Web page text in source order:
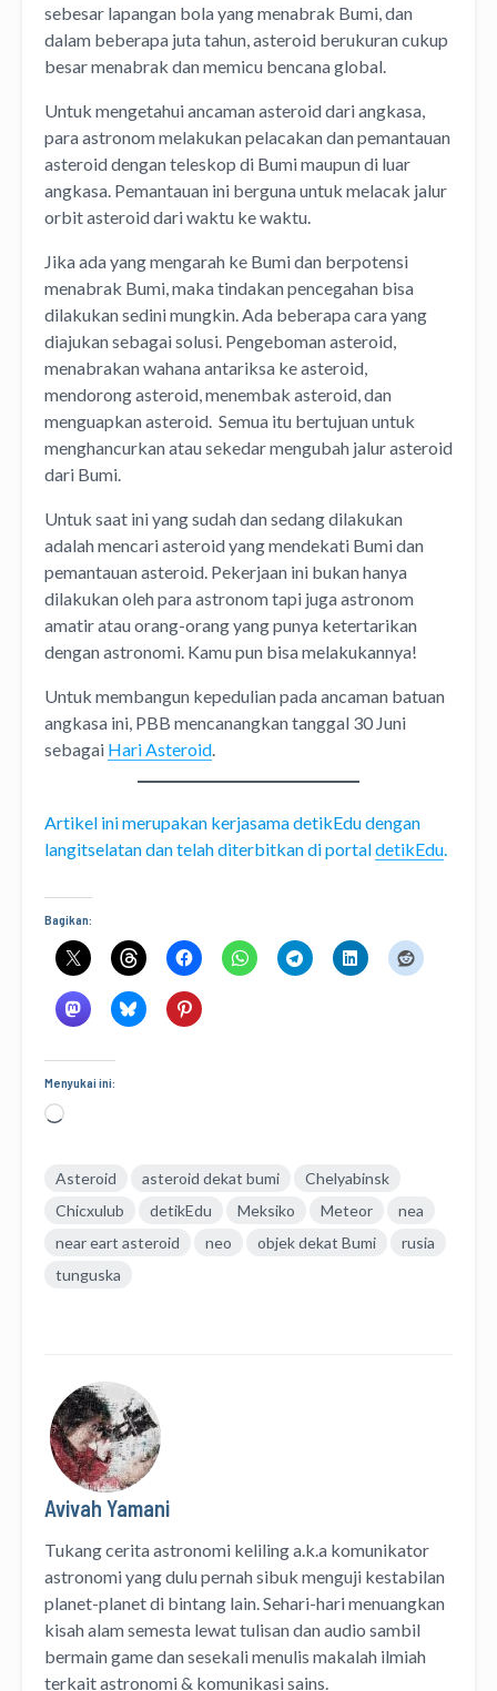
sebesar lapangan bola yang menabrak Bumi, dan
dalam beberapa juta tahun, asteroid berukuran cukup
besar menabrak dan memicu bencana global.
Untuk mengetahui ancaman asteroid dari angkasa,
para astronom melakukan pelacakan dan pemantauan
asteroid dengan teleskop di Bumi maupun di luar
angkasa. Pemantauan ini berguna untuk melacak jalur
orbit asteroid dari waktu ke waktu.
Jika ada yang mengarah ke Bumi dan berpotensi
menabrak Bumi, maka tindakan pencegahan bisa
dilakukan sedini mungkin. Ada beberapa cara yang
diajukan sebagai solusi. Pengeboman asteroid,
menabrakan wahana antariksa ke asteroid,
mendorong asteroid, menembak asteroid, dan
menguapkan asteroid. Semua itu bertujuan untuk
menghancurkan atau sekedar mengubah jalur asteroid
dari Bumi.
Untuk saat ini yang sudah dan sedang dilakukan
adalah mencari asteroid yang mendekati Bumi dan
pemantauan asteroid. Pekerjaan ini bukan hanya
dilakukan oleh para astronom tapi juga astronom
amatir atau orang-orang yang punya ketertarikan
dengan astronomi. Kamu pun bisa melakukannya!
Untuk membangun kepedulian pada ancaman batuan
angkasa ini, PBB mencanangkan tanggal 30 Juni
sebagai Hari Asteroid.
Artikel ini merupakan kerjasama detikEdu dengan
langitselatan dan telah diterbitkan di portaldetikEdu.
Bagikan:
Menyukai ini:
Memuat...
Asteroid asteroid dekat bumi
Chelyabinsk
Chicxulub
detikEdu Meksiko Meteor
nea
near eart asteroid
neo objek dekat Bumi
rusia
tunguska
Avivah Yamani
Tukang cerita astronomi kelilinga.k.a komunikator
astronomiyang dulu pernah sibuk menguji kestabilan
planet-planet di bintang lain. Sehari-hari menuangkan
kisah alam semesta lewattulisandanaudio sambil
bermain game dan sesekali menulis makalah ilmiah
terkait astronomi & komunikasi sains.